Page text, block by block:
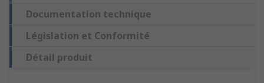
Documentation technique
Législation et Conformité
Détail produit